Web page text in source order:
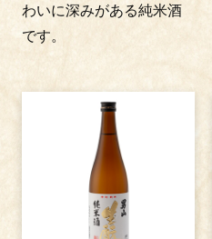
わいに深みがある純米酒
です。